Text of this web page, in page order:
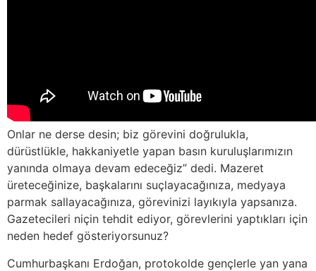
Onlar ne derse desin; biz görevini doğrulukla,
dürüstlükle, hakkaniyetle yapan basın kuruluşlarımızın
yanında olmaya devam edeceğiz” dedi. Mazeret
üreteceğinize, başkalarını suçlayacağınıza, medyaya
parmak sallayacağınıza, görevinizi layıkıyla yapsanıza.
Gazetecileri niçin tehdit ediyor, görevlerini yaptıkları için
neden hedef gösteriyorsunuz?
Cumhurbaşkanı Erdoğan, protokolde gençlerle yan yana